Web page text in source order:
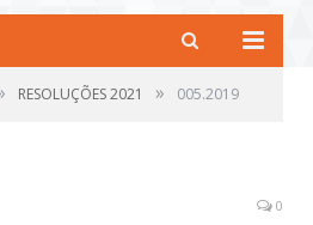
RESOLUÇÕES 2021 » 005.2019
0